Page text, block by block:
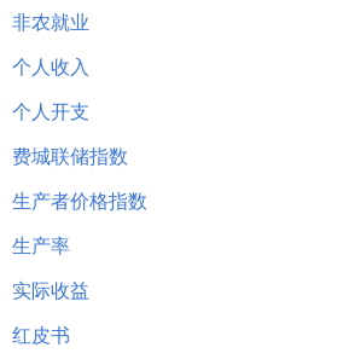
非农就业
个人收入
个人开支
费城联储指数
生产者价格指数
生产率
实际收益
红皮书